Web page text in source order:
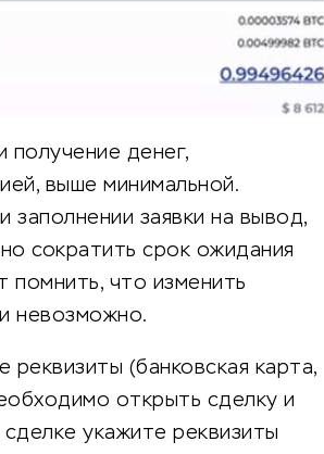
получение денег,
выше минимальной.
заполнении заявки на вывод,
сократить срок ожидания
помнить, что изменить
невозможно.
(банковская карта,
открыть сделку и
укажите реквизиты